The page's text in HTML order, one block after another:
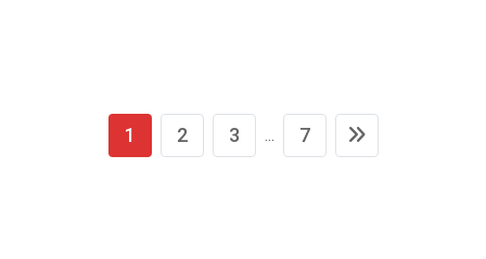
1 2 3 ... 7